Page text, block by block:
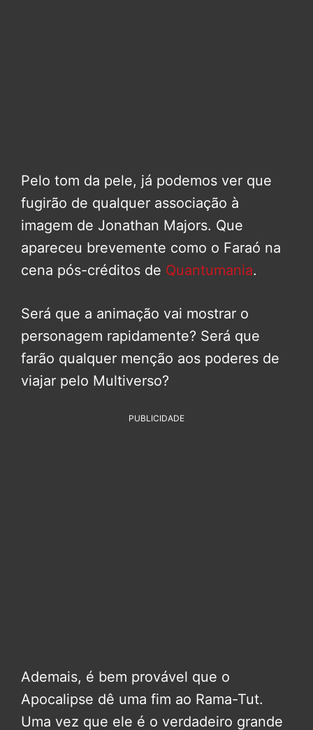
Pelo tom da pele, já podemos ver que
fugirão de qualquer associação à
imagem de Jonathan Majors. Que
apareceu brevemente como o Faraó na
cena pós-créditos de Quantumania.
Será que a animação vai mostrar o
personagem rapidamente? Será que
farão qualquer menção aos poderes de
viajar pelo Multiverso?
PUBLICIDADE
Ademais, é bem provável que o
Apocalipse dê uma fim ao Rama-Tut.
Uma vez que ele é o verdadeiro grande